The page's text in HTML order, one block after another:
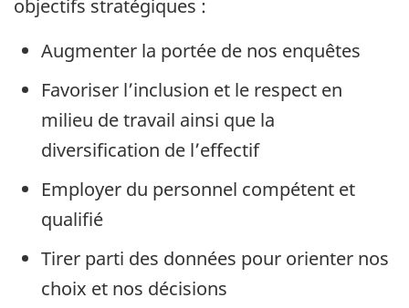
objectifs stratégiques :
Augmenter la portée de nos enquêtes
Favoriser l’inclusion et le respect en
milieu de travail ainsi que la
diversification de l’effectif
Employer du personnel compétent et
qualifié
Tirer parti des données pour orienter nos
choix et nos décisions